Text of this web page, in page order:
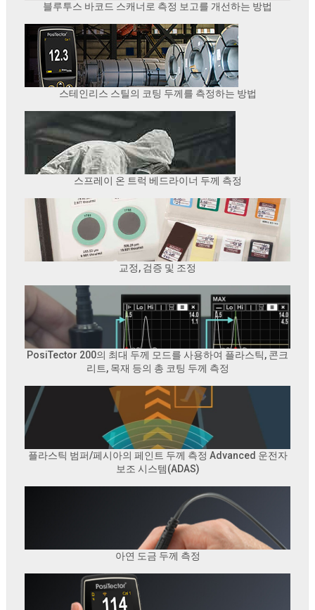
블루투스 바코드 스캐너로 측정 보고를 개선하는 방법
스테인리스 스틸의 코팅 두께를 측정하는 방법
스프레이 온 트럭 베드라이너 두께 측정
교정, 검증 및 조정
PosiTector 200의 최대 두께 모드를 사용하여 플라스틱, 콘크
리트, 목재 등의 총 코팅 두께 측정
플라스틱 범퍼/페시아의 페인트 두께 측정 Advanced 운전자
보조 시스템(ADAS)
아연 도금 두께 측정